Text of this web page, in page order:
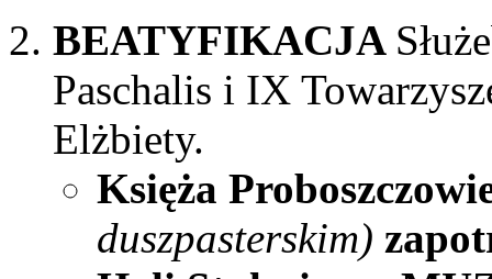
BEATYFIKACJA
Paschalis i IX
Elżbiety.
Księża
duszpasterskim)